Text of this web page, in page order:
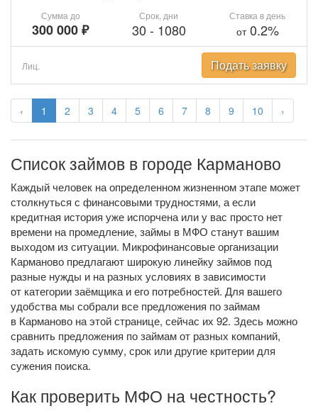
‹ 1 2 3 4 5 6 7 8 9 10 ›
Сумма до
300 000 ₽
Срок, дни
30 - 1080
Ставка в день
от0.2%
Лиц. Подать заявку
Список займов в городе Карманово
Каждый человек на определенном жизненном этапе может
столкнуться с финансовыми трудностями, а если
кредитная история уже испорчена или у вас просто нет
времени на промедление, займы в МФО станут вашим
выходом из ситуации. Микрофинансовые организации
Карманово предлагают широкую линейку займов под
разные нужды и на разных условиях в зависимости
от категории заёмщика и его потребностей. Для вашего
удобства мы собрали все предложения по займам
в Карманово на этой странице, сейчас их 92. Здесь можно
сравнить предложения по займам от разных компаний,
задать искомую сумму, срок или другие критерии для
сужения поиска.
Как проверить МФО на честность?